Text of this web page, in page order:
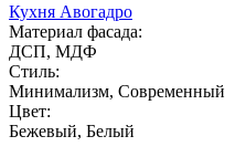
Кухня Авогадро
Материал фасада:
ДСП, МДФ
Стиль:
Минимализм, Современный
Цвет:
Бежевый, Белый